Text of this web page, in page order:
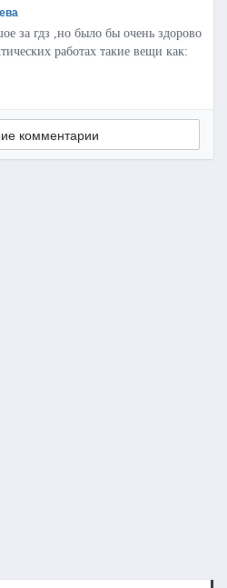
за гдз ,но было бы очень здорово
работах такие вещи как:
комментарии